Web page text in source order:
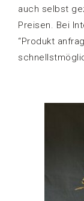
auch selbst
Preisen. Bei
“Produkt